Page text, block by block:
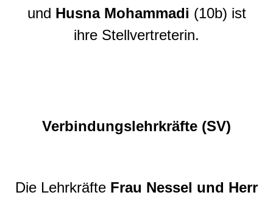
und Husna Mohammadi (10b) ist
ihre Stellvertreterin.
Verbindungslehrkräfte (SV)
Die Lehrkräfte Frau Nessel und Herr